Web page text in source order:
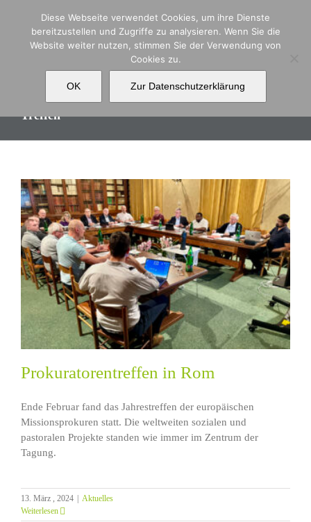
springen
Treffen
Prokuratorentreffen in Rom
Ende Februar fand das Jahrestreffen der europäischen
Missionsprokuren statt. Die weltweiten sozialen und
pastoralen Projekte standen wie immer im Zentrum der
Tagung.
13. März , 2024
Aktuelles
Weiterlesen
Diese Webseite verwendet Cookies, um ihre Dienste
bereitzustellen und Zugriffe zu analysieren. Wenn Sie die
Website weiter nutzen, stimmen Sie der Verwendung von
Cookies zu.
OK Zur Datenschutzerklärung